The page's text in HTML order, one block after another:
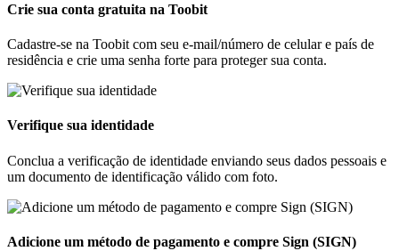
Crie sua conta gratuita na Toobit
Cadastre-se na Toobit com seu e-mail/número de celular e país de
residência e crie uma senha forte para proteger sua conta.
Verifique sua identidade
Conclua a verificação de identidade enviando seus dados pessoais e
um documento de identificação válido com foto.
Adicione um método de pagamento e compre Sign (SIGN)